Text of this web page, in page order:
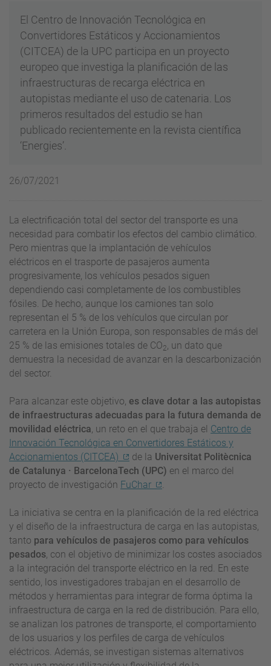
El Centro de Innovación Tecnológica en
Convertidores Estáticos y Accionamientos
(CITCEA) de la UPC participa en un proyecto
europeo que investiga la planificación de las
infraestructuras de recarga eléctrica en
autopistas mediante el uso de catenaria. Los
primeros resultados del estudio se han
publicado recientemente en la revista científica
‘Energies’.
26/07/2021
La electrificación total del sector del transporte es una
necesidad para combatir los efectos del cambio climático.
Pero mientras que la implantación de vehículos
eléctricos en el trasporte de pasajeros aumenta
progresivamente, los vehículos pesados siguen
dependiendo casi completamente de los combustibles
fósiles. De hecho, aunque los camiones tan solo
representan el 5 % de los vehículos que circulan por
carretera en la Unión Europa, son responsables de más del
25 % de las emisiones totales de CO2, un dato que
demuestra la necesidad de avanzar en la descarbonización
del sector.
Para alcanzar este objetivo, es clave dotar a las autopistas
de infraestructuras adecuadas para la futura demanda de
movilidad eléctrica, un reto en el que trabaja el Centro de
Innovación Tecnológica en Convertidores Estáticos y
Accionamientos (CITCEA)
de la Universitat Politècnica
de Catalunya · BarcelonaTech (UPC) en el marco del
proyecto de investigación FuChar .
La iniciativa se centra en la planificación de la red eléctrica
y el diseño de la infraestructura de carga en las autopistas,
tanto para vehículos de pasajeros como para vehículos
pesados, con el objetivo de minimizar los costes asociados
a la integración del transporte eléctrico en la red. En este
sentido, los investigadores trabajan en el desarrollo de
métodos y herramientas para integrar de forma óptima la
infraestructura de carga en la red de distribución. Para ello,
se analizan los patrones de transporte, el comportamiento
de los usuarios y los perfiles de carga de vehículos
eléctricos. Además, se investigan sistemas alternativos